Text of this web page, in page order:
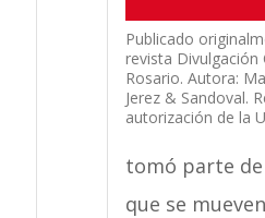
Publicado
revista Divulgación
Rosario. Autora:
Jerez & Sandoval.
autorización de la
tomó parte de
que se